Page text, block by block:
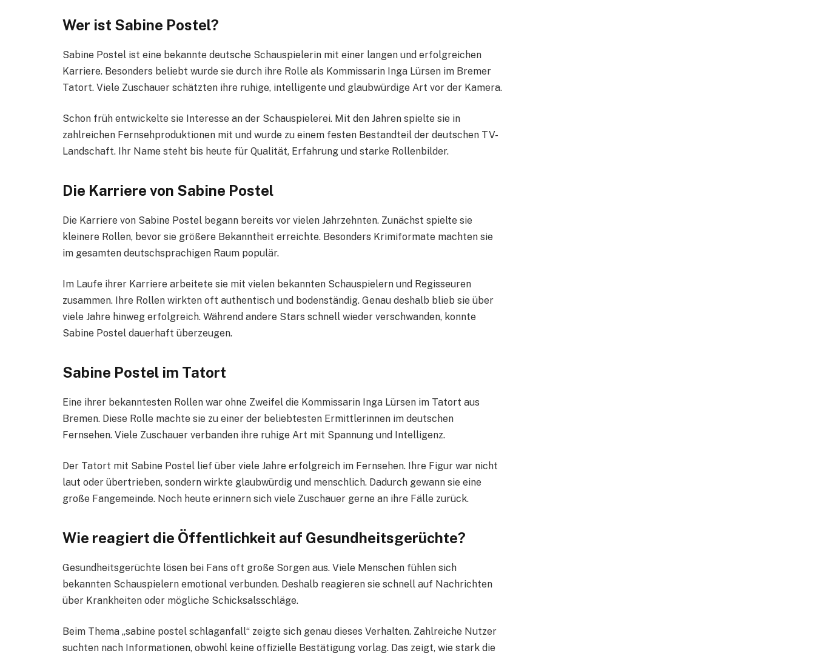
Wer ist Sabine Postel?
Sabine Postel ist eine bekannte deutsche Schauspielerin mit einer langen und erfolgreichen
Karriere. Besonders beliebt wurde sie durch ihre Rolle als Kommissarin Inga Lürsen im Bremer
Tatort. Viele Zuschauer schätzten ihre ruhige, intelligente und glaubwürdige Art vor der Kamera.
Schon früh entwickelte sie Interesse an der Schauspielerei. Mit den Jahren spielte sie in
zahlreichen Fernsehproduktionen mit und wurde zu einem festen Bestandteil der deutschen TV-
Landschaft. Ihr Name steht bis heute für Qualität, Erfahrung und starke Rollenbilder.
Die Karriere von Sabine Postel
Die Karriere von Sabine Postel begann bereits vor vielen Jahrzehnten. Zunächst spielte sie
kleinere Rollen, bevor sie größere Bekanntheit erreichte. Besonders Krimiformate machten sie
im gesamten deutschsprachigen Raum populär.
Im Laufe ihrer Karriere arbeitete sie mit vielen bekannten Schauspielern und Regisseuren
zusammen. Ihre Rollen wirkten oft authentisch und bodenständig. Genau deshalb blieb sie über
viele Jahre hinweg erfolgreich. Während andere Stars schnell wieder verschwanden, konnte
Sabine Postel dauerhaft überzeugen.
Sabine Postel im Tatort
Eine ihrer bekanntesten Rollen war ohne Zweifel die Kommissarin Inga Lürsen im Tatort aus
Bremen. Diese Rolle machte sie zu einer der beliebtesten Ermittlerinnen im deutschen
Fernsehen. Viele Zuschauer verbanden ihre ruhige Art mit Spannung und Intelligenz.
Der Tatort mit Sabine Postel lief über viele Jahre erfolgreich im Fernsehen. Ihre Figur war nicht
laut oder übertrieben, sondern wirkte glaubwürdig und menschlich. Dadurch gewann sie eine
große Fangemeinde. Noch heute erinnern sich viele Zuschauer gerne an ihre Fälle zurück.
Wie reagiert die Öffentlichkeit auf Gesundheitsgerüchte?
Gesundheitsgerüchte lösen bei Fans oft große Sorgen aus. Viele Menschen fühlen sich
bekannten Schauspielern emotional verbunden. Deshalb reagieren sie schnell auf Nachrichten
über Krankheiten oder mögliche Schicksalsschläge.
Beim Thema „sabine postel schlaganfall“ zeigte sich genau dieses Verhalten. Zahlreiche Nutzer
suchten nach Informationen, obwohl keine offizielle Bestätigung vorlag. Das zeigt, wie stark die